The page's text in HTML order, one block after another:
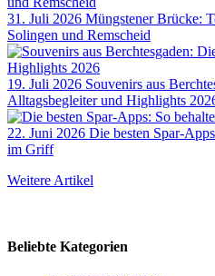
31. Juli 2026 Müngstener Brücke:
Solingen und Remscheid
19. Juli 2026 Souvenirs aus
Alltagsbegleiter und Highlights
22. Juni 2026 Die besten Spar-
im Griff
Weitere Artikel
Beliebte Kategorien